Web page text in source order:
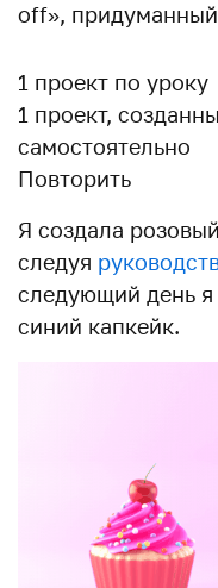
off»,
1 проект по уроку
1 проект,
самостоятельно
Повторить
Я создала
следуя
следующий день я
синий капкейк.